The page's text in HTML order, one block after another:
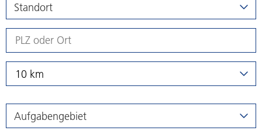
Standort
10 km
Aufgabengebiet